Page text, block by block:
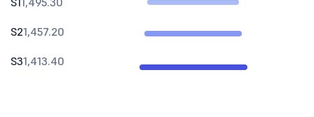
S21,457.20
S31,413.40